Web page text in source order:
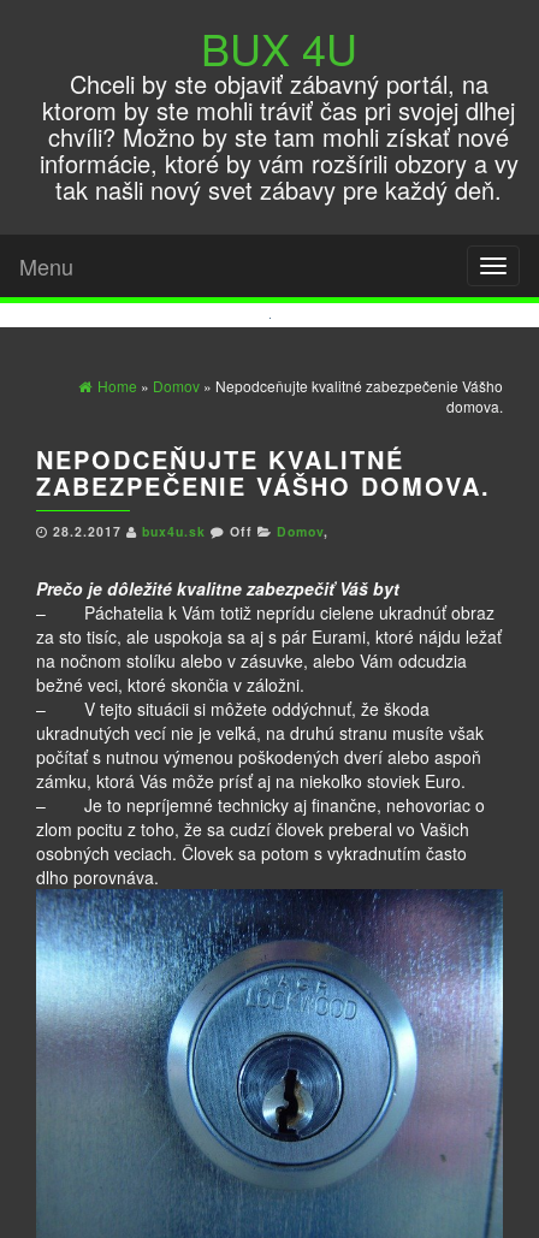
BUX 4U
Chceli by ste objaviť zábavný portál, na
ktorom by ste mohli tráviť čas pri svojej dlhej
chvíli? Možno by ste tam mohli získať nové
informácie, ktoré by vám rozšírili obzory a vy
tak našli nový svet zábavy pre každý deň.
Menu
Home » Domov » Nepodceňujte kvalitné zabezpečenie Vášho
domova.
NEPODCEŇUJTE KVALITNÉ
ZABEZPEČENIE VÁŠHO DOMOVA.
28.2.2017 bux4u.sk Off Domov,
Prečo je dôležité kvalitne zabezpečiť Váš byt
– Páchatelia k Vám totiž neprídu cielene ukradnúť obraz
za sto tisíc, ale uspokoja sa aj s pár Eurami, ktoré nájdu ležať
na nočnom stolíku alebo v zásuvke, alebo Vám odcudzia
bežné veci, ktoré skončia v záložni.
– V tejto situácii si môžete oddýchnuť, že škoda
ukradnutých vecí nie je veľká, na druhú stranu musíte však
počítať s nutnou výmenou poškodených dverí alebo aspoň
zámku, ktorá Vás môže prísť aj na niekoľko stoviek Euro.
– Je to nepríjemné technicky aj finančne, nehovoriac o
zlom pocitu z toho, že sa cudzí človek preberal vo Vašich
osobných veciach. Človek sa potom s vykradnutím často
dlho porovnáva.